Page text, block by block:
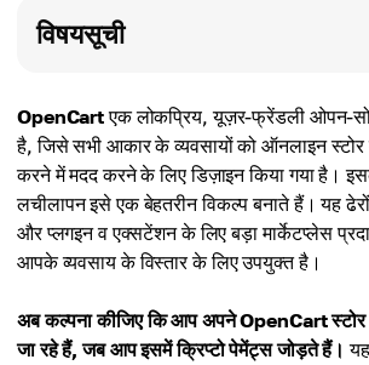
विषयसूची
OpenCartएक लोकप्रिय, यूज़र-फ्रेंडली ओपन-
है, जिसे सभी आकार के व्यवसायों को ऑनलाइन स्टोर
करने में मदद करने के लिए डिज़ाइन किया गया है।
लचीलापन इसे एक बेहतरीन विकल्प बनाते हैं। यह
और प्लगइन व एक्सटेंशन के लिए बड़ा मार्केटप्लेस
आपके व्यवसाय के विस्तार के लिए उपयुक्त है।
अब कल्पना कीजिए कि आप अपने OpenCart
जा रहे हैं, जब आप इसमें क्रिप्टो पेमेंट्स जोड़ते हैं।